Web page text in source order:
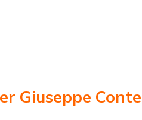
Giuseppe Conte